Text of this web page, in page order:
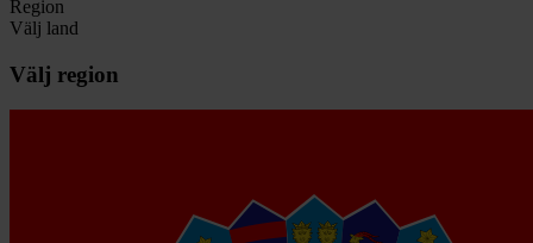
Region
Välj land
Välj region